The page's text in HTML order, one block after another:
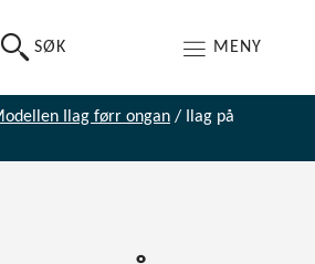
SØK MENY
Ilag førr ongan /
Ilag på